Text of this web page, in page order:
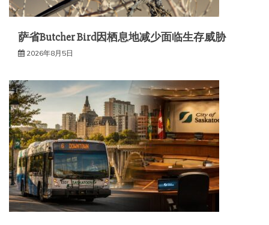
萨省Butcher Bird因栖息地减少面临生存威胁
2026年8月5日